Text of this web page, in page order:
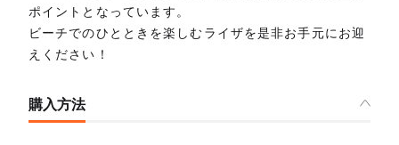
ポイントとなっています。
ビーチでのひとときを楽しむライザを是非お手元にお迎
えください！
購入方法